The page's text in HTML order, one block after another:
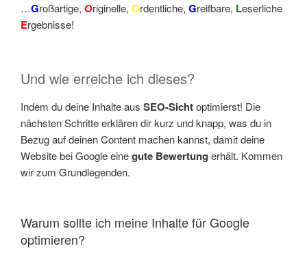
…Großartige, Originelle, Ordentliche, Greifbare, Leserliche
Ergebnisse!
Und wie erreiche ich dieses?
Indem du deine Inhalte aus SEO-Sichtoptimierst! Die
nächsten Schritte erklären dir kurz und knapp, was du in
Bezug auf deinen Content machen kannst, damit deine
Website bei Google einegute Bewertung erhält. Kommen
wir zum Grundlegenden.
Warum sollte ich meine Inhalte für Google
optimieren?